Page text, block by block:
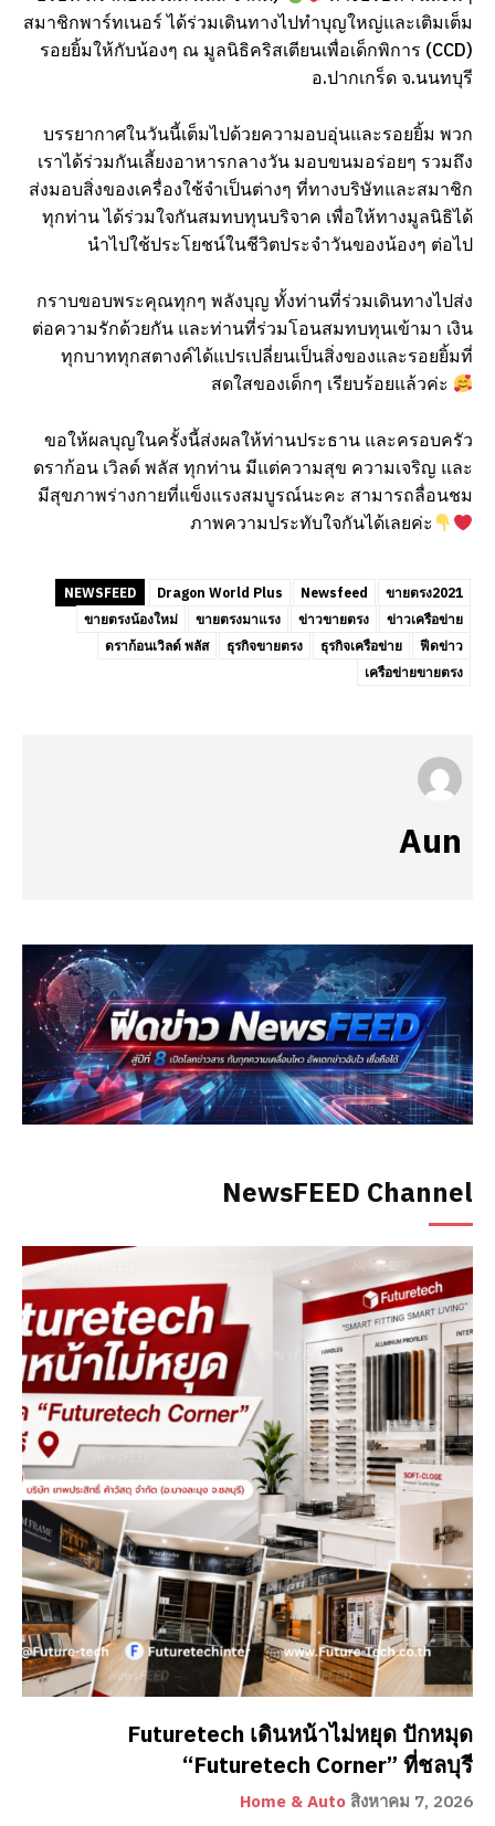
NewsFEED Channel
Futuretech เดินหน้าไม่หยุด ปักหมุด
“Futuretech Corner” ที่ชลบุรี
Home & Auto สิงหาคม 7, 2026
สมาชิกพาร์ทเนอร์ ได้ร่วมเดินทางไปทำบุญใหญ่และเติมเต็ม
รอยยิ้มให้กับน้องๆ ณ มูลนิธิคริสเตียนเพื่อเด็กพิการ (CCD)
อ.ปากเกร็ด จ.นนทบุรี
บรรยากาศในวันนี้เต็มไปด้วยความอบอุ่นและรอยยิ้ม พวก
เราได้ร่วมกันเลี้ยงอาหารกลางวัน มอบขนมอร่อยๆ รวมถึง
ส่งมอบสิ่งของเครื่องใช้จำเป็นต่างๆ ที่ทางบริษัทและสมาชิก
ทุกท่าน ได้ร่วมใจกันสมทบทุนบริจาค เพื่อให้ทางมูลนิธิได้
นำไปใช้ประโยชน์ในชีวิตประจำวันของน้องๆ ต่อไป
กราบขอบพระคุณทุกๆ พลังบุญ ทั้งท่านที่ร่วมเดินทางไปส่ง
ต่อความรักด้วยกัน และท่านที่ร่วมโอนสมทบทุนเข้ามา เงิน
ทุกบาททุกสตางค์ได้แปรเปลี่ยนเป็นสิ่งของและรอยยิ้มที่
สดใสของเด็กๆ เรียบร้อยแล้วค่ะ
ขอให้ผลบุญในครั้งนี้ส่งผลให้ท่านประธาน และครอบครัว
ดราก้อน เวิลด์ พลัส ทุกท่าน มีแต่ความสุข ความเจริญ และ
มีสุขภาพร่างกายที่แข็งแรงสมบูรณ์นะคะ สามารถลื่อนชม
ภาพความประทับใจกันได้เลยค่ะ
NEWSFEED Dragon World Plus Newsfeed
ขายตรง2021
ขายตรงน้องใหม่
ขายตรงมาแรง ข่าวขายตรง
ข่าวเครือข่าย
ดราก้อนเวิลด์ พลัส
ธุรกิจขายตรง ธุรกิจเครือข่าย
ฟีดข่าว
เครือข่ายขายตรง
Aun